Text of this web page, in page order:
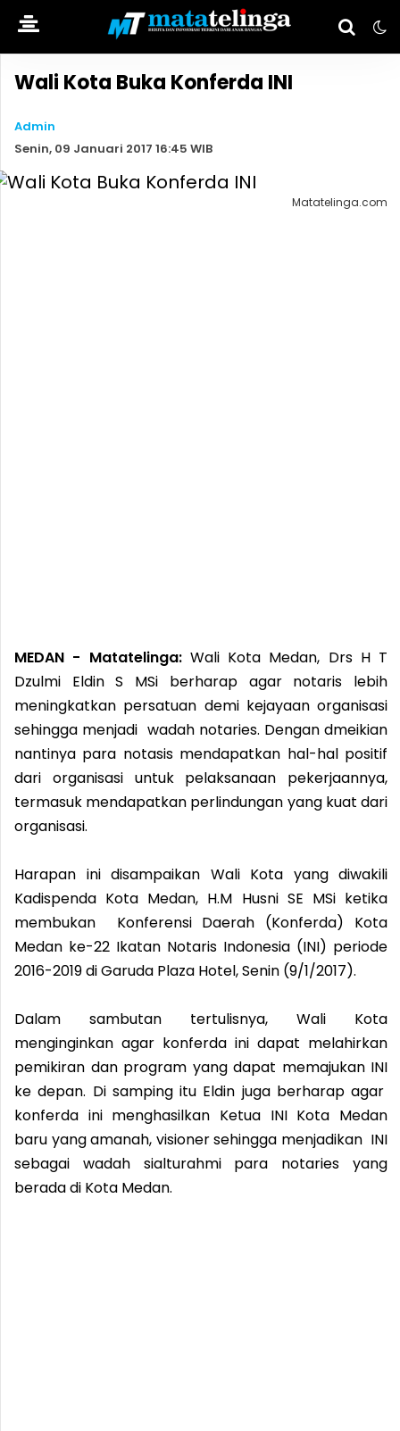
Wali Kota Buka Konferda INI
Admin
Senin, 09 Januari 2017 16:45 WIB
Matatelinga.com
MEDAN - Matatelinga:Wali Kota Medan, Drs H T
Dzulmi Eldin S MSi berharap agar notaris lebih
meningkatkan persatuan demi kejayaan organisasi
sehingga menjadi wadah notaries. Dengan dmeikian
nantinya para notasis mendapatkan hal-hal positif
dari organisasi untuk pelaksanaan pekerjaannya,
termasuk mendapatkan perlindungan yang kuat dari
organisasi.
Harapan ini disampaikan Wali Kota yang diwakili
Kadispenda Kota Medan, H.M Husni SE MSi ketika
membukan Konferensi Daerah (Konferda) Kota
Medan ke-22 Ikatan Notaris Indonesia (INI) periode
2016-2019 di Garuda Plaza Hotel, Senin (9/1/2017).
Dalam sambutan tertulisnya, Wali Kota
menginginkan agar konferda ini dapat melahirkan
pemikiran dan program yang dapat memajukan INI
ke depan. Di samping itu Eldin juga berharap agar
konferda ini menghasilkan Ketua INI Kota Medan
baru yang amanah, visioner sehingga menjadikan INI
sebagai wadah sialturahmi para notaries yang
berada di Kota Medan.